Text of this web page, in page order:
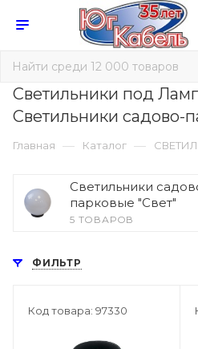
Светильники под
Светильники садово-
Главная — Каталог —
Светильники
парковые "Свет"
5 ТОВАРОВ
ФИЛЬТР
Код товара: 97330